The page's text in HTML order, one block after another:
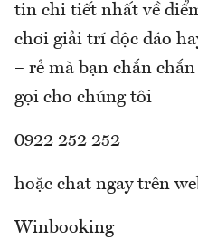
tin chi tiết nhất về
chơi giải trí độc đáo
– rẻ mà bạn chắn
gọi cho chúng tôi
0922 252 252
hoặc chat ngay trên
Winbooking